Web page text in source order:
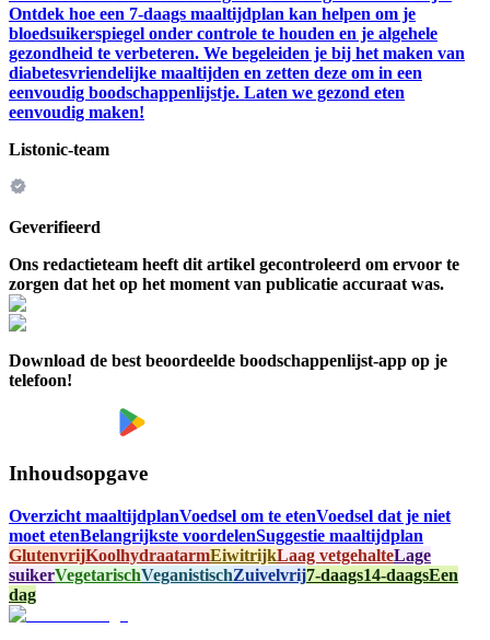
Ontdek hoe een 7-daags maaltijdplan kan helpen om je
bloedsuikerspiegel onder controle te houden en je algehele
gezondheid te verbeteren. We begeleiden je bij het maken van
diabetesvriendelijke maaltijden en zetten deze om in een
eenvoudig boodschappenlijstje. Laten we gezond eten
eenvoudig maken!
Listonic-team
Geverifieerd
Ons redactieteam heeft dit artikel gecontroleerd om ervoor te
zorgen dat het op het moment van publicatie accuraat was.
Download de best beoordeelde boodschappenlijst-app op je
telefoon!
Inhoudsopgave
Overzicht maaltijdplanVoedsel om te etenVoedsel dat je niet
moet etenBelangrijkste voordelenSuggestie maaltijdplan
GlutenvrijKoolhydraatarmEiwitrijkLaag vetgehalteLage
suikerVegetarischVeganistischZuivelvrij7-daags14-daagsEen
dag